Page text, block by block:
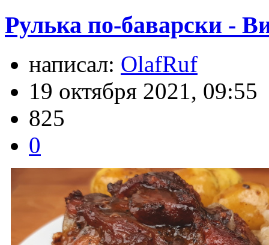
Рулька по-баварски -
написал: OlafRuf
19 октября 2021, 09:55
825
0